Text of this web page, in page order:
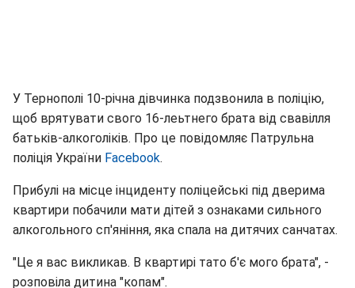
У Тернополі 10-річна дівчинка подзвонила в поліцію,
щоб врятувати свого 16-леьтнего брата від свавілля
батьків-алкоголіків. Про це повідомляє Патрульна
поліція України Facebook.
Прибулі на місце інциденту поліцейські під дверима
квартири побачили мати дітей з ознаками сильного
алкогольного сп'яніння, яка спала на дитячих санчатах.
"Це я вас викликав. В квартирі тато б'є мого брата", -
розповіла дитина "копам".